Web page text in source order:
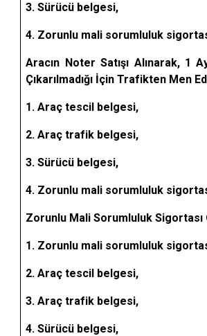
3. Sürücü belgesi,
4. Zorunlu mali sorumluluk
Aracın Noter Satışı Alınarak, 1
Çıkarılmadığı İçin Trafikten Men
1. Araç tescil belgesi,
2. Araç trafik belgesi,
3. Sürücü belgesi,
4. Zorunlu mali sorumluluk
Zorunlu Mali Sorumluluk Sigortası
1. Zorunlu mali sorumluluk
2. Araç tescil belgesi,
3. Araç trafik belgesi,
4. Sürücü belgesi,